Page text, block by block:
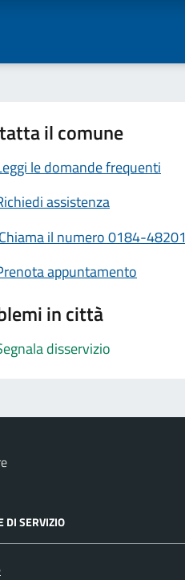
il comune
le domande frequenti
assistenza
Chiama il numero 0184-48201
appuntamento
in città
disservizio
DI SERVIZIO